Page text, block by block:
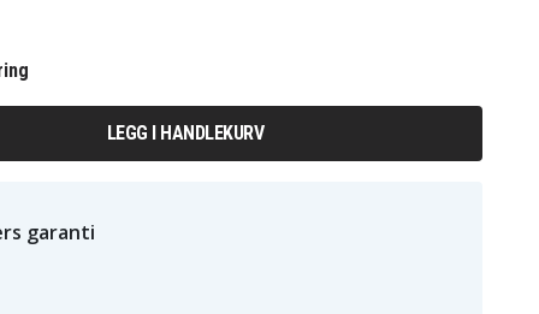
LEGG I HANDLEKURV
garanti